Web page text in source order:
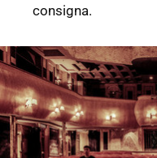
consigna.